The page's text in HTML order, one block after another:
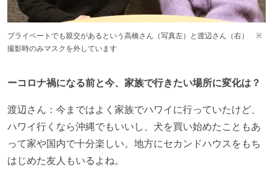
プライベートでも親交があるという高橋さん（写真左）と渡辺さん（右） ※
撮影時のみマスクを外しています
ーコロナ禍になる前と今、家族で行きたい場所に変化は？
渡辺さん：今まではよく家族でハワイに行っていたけど、
ハワイ行くなら沖縄でもいいし、犬を買い始めたこともあ
って家や国内で十分楽しい。地方にセカンドハウスをもち
はじめた友人もいるよね。